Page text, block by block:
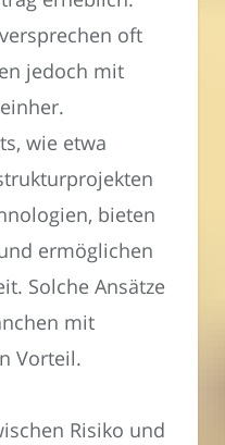
oft
jedoch mit
wie etwa
bieten
ermöglichen
Solche Ansätze
mit
Vorteil.
Risiko und